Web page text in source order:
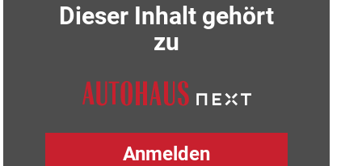
Dieser Inhalt gehört
zu
Anmelden